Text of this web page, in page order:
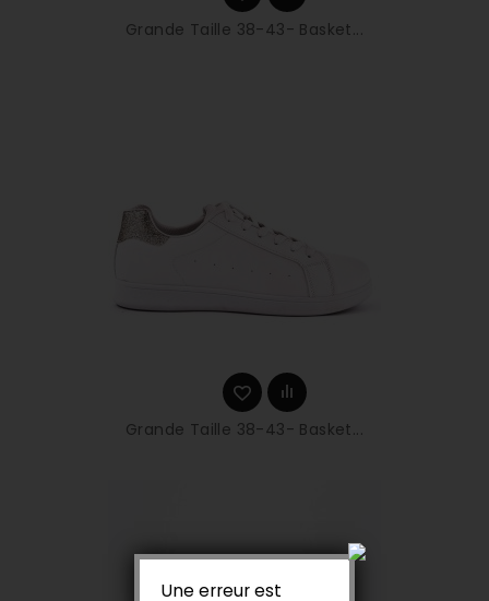
Grande Taille 38-43- Basket...
Grande Taille 38-43- Basket...
Une erreur est